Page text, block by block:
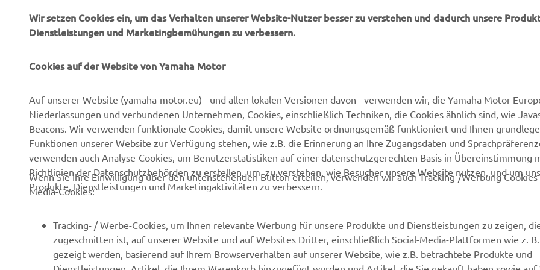
Über uns
Veranstaltungen
Presse
Karriere
Impressum
Menschenrechtsrichtlinie
NEO's Delivery
Behörden und Polizei
Golfplätze
Robotics
Partnerschaften
Technische Informationen
Newsletter
Yamaha Music
Yamaha Racing
Media Portal
Mobile Apps
Händler werden
Kontakt aufnehmen
Ersatzteilkatalog
Wartungstermin anfragen
Entsorgung von
Altbatterien
Wir setzen Cookies ein, um das Verhalten unserer Website-Nutzer besser zu verstehen und dadurch unsere
Dienstleistungen und Marketingbemühungen zu verbessern.
Cookies auf der Website von Yamaha Motor
Auf unserer Website (yamaha-motor.eu) - und allen lokalen Versionen davon - verwenden wir, die Yamaha Motor
Niederlassungen und verbundenen Unternehmen, Cookies, einschließlich Techniken, die Cookies ähnlich sind, wie
Beacons. Wir verwenden funktionale Cookies, damit unsere Website ordnungsgemäß funktioniert und Ihnen
Funktionen unserer Website zur Verfügung stehen, wie z.B. die Erinnerung an Ihre Zugangsdaten und
verwenden auch Analyse-Cookies, um Benutzerstatistiken auf einer datenschutzgerechten Basis in Übereinstimmung
Richtlinien der Datenschutzbehörden zu erstellen, um zu verstehen, wie Besucher unsere Website nutzen, und um
Produkte, Dienstleistungen und Marketingaktivitäten zu verbessern.
Wenn Sie Ihre Einwilligung über den untenstehenden Button erteilen, verwenden wir auch Tracking-/Werbung Cookies
Media-Cookies:
Tracking- / Werbe-Cookies, um Ihnen relevante Werbung für unsere Produkte und Dienstleistungen zu zeigen,
zugeschnitten ist, auf unserer Website und auf Websites Dritter, einschließlich Social-Media-Plattformen wie z. B.
gezeigt werden, basierend auf Ihrem Browserverhalten auf unserer Website, wie z.B. betrachtete Produkte und